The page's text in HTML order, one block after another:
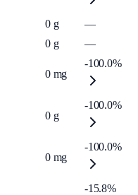
0 g
—
0 g —
0 mg
-100.0%
0 g
-100.0%
0 mg
-100.0%
-15.8%